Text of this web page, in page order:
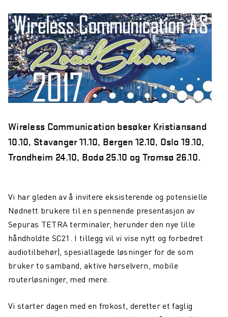
Northcom beskytter de som beskytter oss
Boreal Sjø forlenger samarbeidet med Northcom i fem nye
år
Northcom skal levere kommersielle radio- og 5G-
systemer til Forsvaret
kommunikasjon
Northcom News #7
Hedmarken brannvesen satser på moderne kommunikasjon
og bedre hørselvern
Rogaland Røde Kors velger Northcoms innsatsledekit
Kristiansand Brann og Redning satser på sikkerhet, INVISIO
rulles ut til både heltids- og deltidsstasjoner.
TETRA i et 10-årsperspektiv – hva skjer fremover?
Wireless Communication besøker Kristiansand
10.10, Stavanger 11.10, Bergen 12.10, Oslo 19.10,
Trondheim 24.10, Bodø 25.10 og Tromsø 26.10.
Vi har gleden av å invitere eksisterende og potensielle
Nødnett brukere til en spennende presentasjon av
Sepuras TETRA terminaler, herunder den nye lille
håndholdte SC21. I tillegg vil vi vise nytt og forbedret
audiotilbehør), spesiallagede løsninger for de som
bruker to samband, aktive hørselvern, mobile
routerløsninger, med mere.
Vi starter dagen med en frokost, deretter et faglig